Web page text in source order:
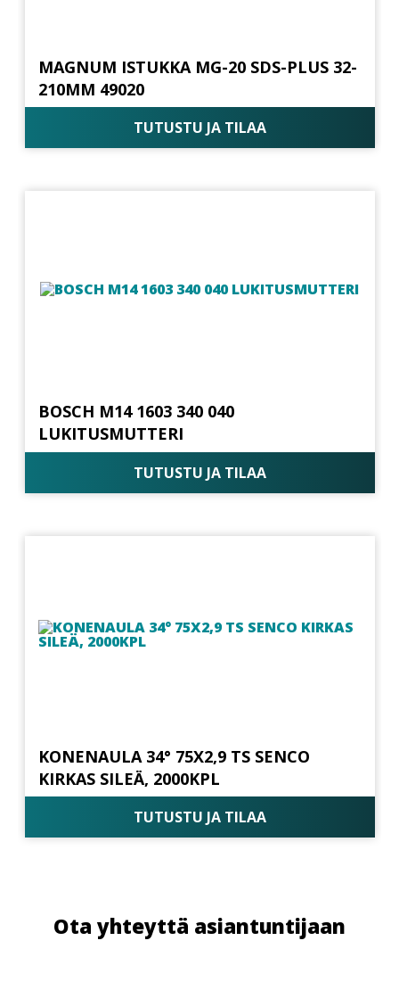
MAGNUM ISTUKKA MG-20 SDS-PLUS 32-
210MM 49020
TUTUSTU JA TILAA
BOSCH M14 1603 340 040
LUKITUSMUTTERI
TUTUSTU JA TILAA
KONENAULA 34° 75X2,9 TS SENCO
KIRKAS SILEÄ, 2000KPL
TUTUSTU JA TILAA
Ota yhteyttä asiantuntijaan